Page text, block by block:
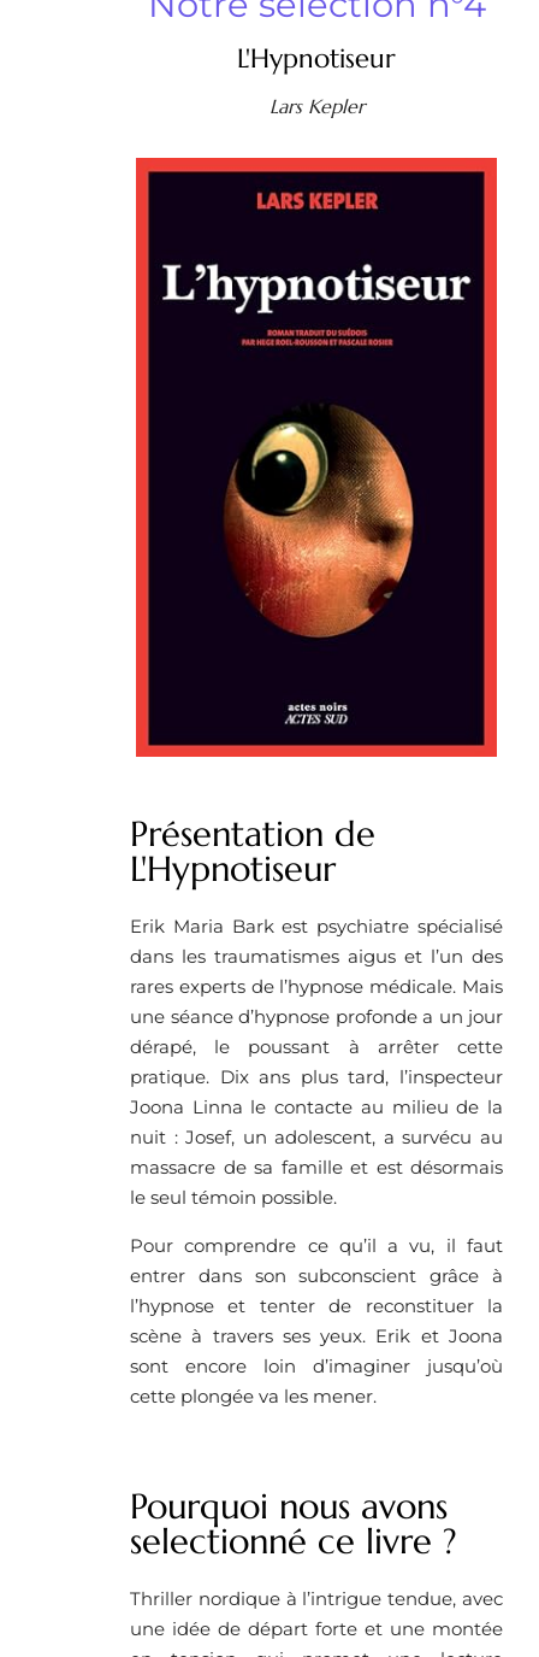
L'Hypnotiseur
Lars Kepler
Présentation de
L'Hypnotiseur
Erik Maria Bark est psychiatre spécialisé
dans les traumatismes aigus et l’un des
rares experts de l’hypnose médicale. Mais
une séance d’hypnose profonde a un jour
dérapé, le poussant à arrêter cette
pratique. Dix ans plus tard, l’inspecteur
Joona Linna le contacte au milieu de la
nuit : Josef, un adolescent, a survécu au
massacre de sa famille et est désormais
le seul témoin possible.
Pour comprendre ce qu’il a vu, il faut
entrer dans son subconscient grâce à
l’hypnose et tenter de reconstituer la
scène à travers ses yeux. Erik et Joona
sont encore loin d’imaginer jusqu’où
cette plongée va les mener.
Pourquoi nous avons
selectionné ce livre ?
Thriller nordique à l’intrigue tendue, avec
une idée de départ forte et une montée